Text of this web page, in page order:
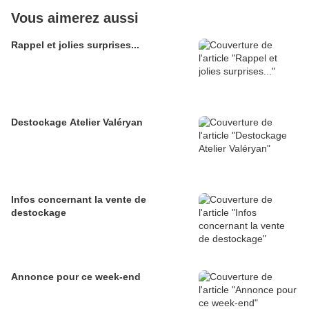
Vous aimerez aussi
Rappel et jolies surprises...
Destockage Atelier Valéryan
Infos concernant la vente de
destockage
Annonce pour ce week-end